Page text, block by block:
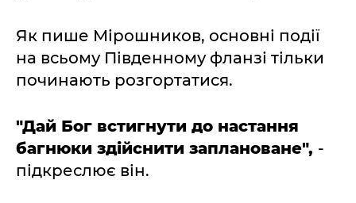
Як пише Мірошников, основні події
на всьому Південному фланзі тільки
починають розгортатися.
"Дай Бог встигнути до настання
багнюки здійснити заплановане", -
підкреслює він.